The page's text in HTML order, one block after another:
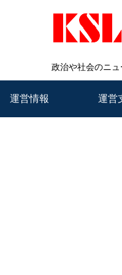
政治や社会のニ
運営情報 運営